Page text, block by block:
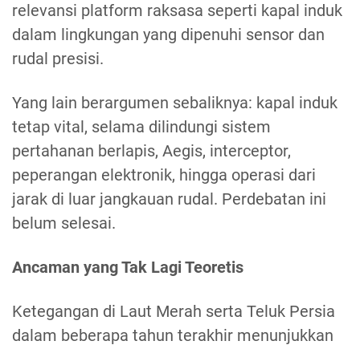
relevansi platform raksasa seperti kapal induk
dalam lingkungan yang dipenuhi sensor dan
rudal presisi.
Yang lain berargumen sebaliknya: kapal induk
tetap vital, selama dilindungi sistem
pertahanan berlapis, Aegis, interceptor,
peperangan elektronik, hingga operasi dari
jarak di luar jangkauan rudal. Perdebatan ini
belum selesai.
Ancaman yang Tak Lagi Teoretis
Ketegangan di Laut Merah serta Teluk Persia
dalam beberapa tahun terakhir menunjukkan